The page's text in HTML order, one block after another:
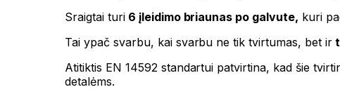
Sraigtai turi6 įleidimo briaunas po galvute, kuri
Tai ypač svarbu, kai svarbu ne tik tvirtumas, bet ir
Atitiktis EN 14592 standartui patvirtina, kad šie
detalėms.